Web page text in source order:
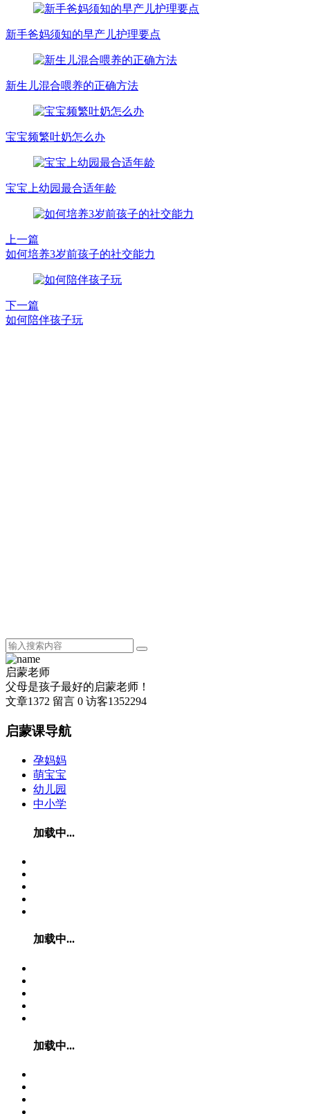
新手爸妈须知的早产儿护理要点
新生儿混合喂养的正确方法
宝宝频繁吐奶怎么办
宝宝上幼园最合适年龄
上一篇
如何培养3岁前孩子的社交能力
下一篇
如何陪伴孩子玩
启蒙老师
父母是孩子最好的启蒙老师！
文章1372 留言 0 访客1352294
启蒙课导航
孕妈妈
萌宝宝
幼儿园
中小学
加载中...
加载中...
加载中...